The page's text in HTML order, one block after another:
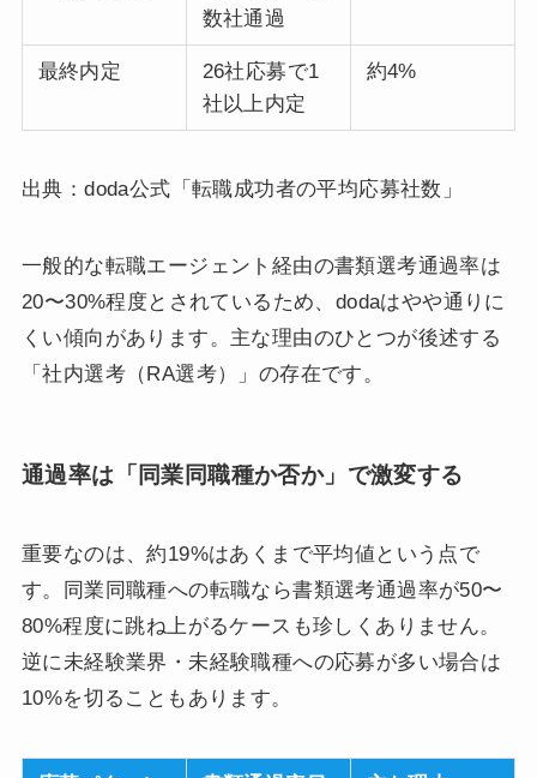
数社通過
最終内定
26社応募で1
社以上内定
約4%
出典：doda公式「転職成功者の平均応募社数」
一般的な転職エージェント経由の書類選考通過率は
20〜30%程度とされているため、dodaはやや通りに
くい傾向があります。主な理由のひとつが後述する
「社内選考（RA選考）」の存在です。
通過率は「同業同職種か否か」で激変する
重要なのは、約19%はあくまで平均値という点で
す。同業同職種への転職なら書類選考通過率が50〜
80%程度に跳ね上がるケースも珍しくありません。
逆に未経験業界・未経験職種への応募が多い場合は
10%を切ることもあります。